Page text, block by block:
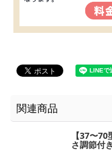
関連商品
【37〜
さ調節付